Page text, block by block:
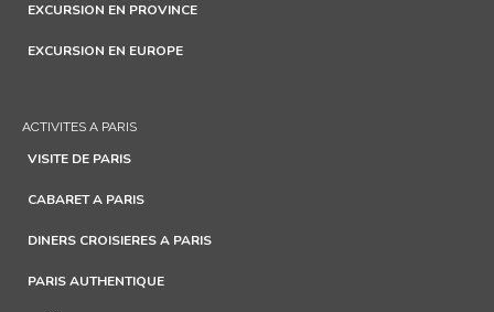
EXCURSION EN PROVINCE
EXCURSION EN EUROPE
ACTIVITES A PARIS
VISITE DE PARIS
CABARET A PARIS
DINERS CROISIERES A PARIS
PARIS AUTHENTIQUE